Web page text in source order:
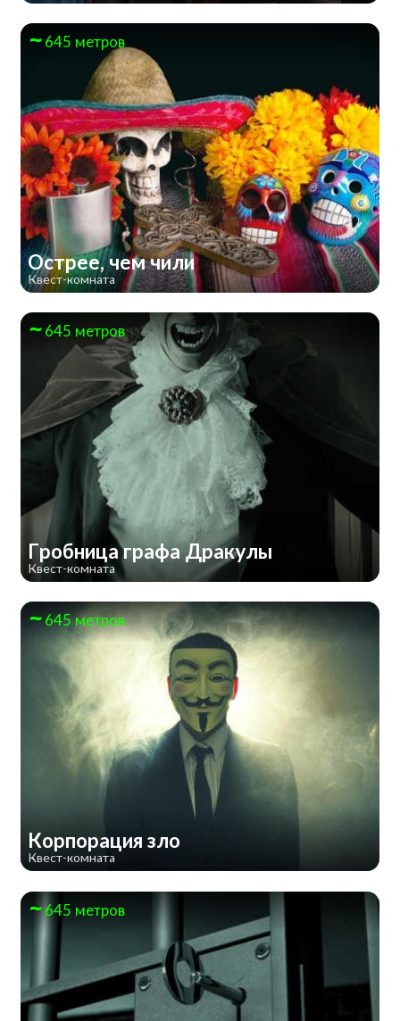
645 метров
Острее, чем чили
Квест-комната
645 метров
Гробница графа Дракулы
Квест-комната
645 метров
Корпорация зло
Квест-комната
645 метров